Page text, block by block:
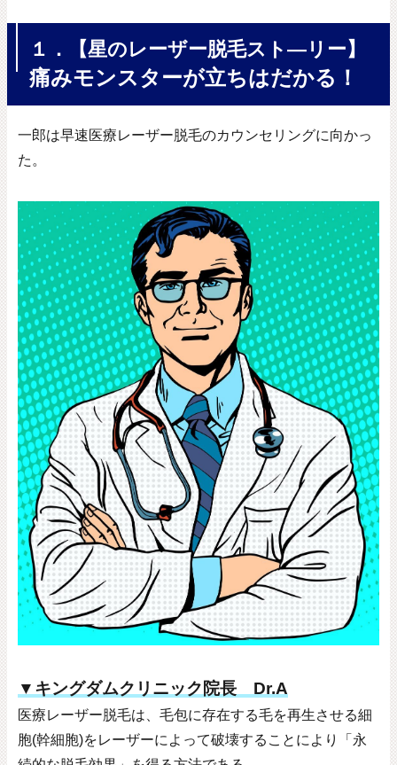
１．【星のレーザー脱毛スト―リー】
痛みモンスターが立ちはだかる！
一郎は早速医療レーザー脱毛のカウンセリングに向かっ
た。
▼キングダムクリニック院長 Dr.A
医療レーザー脱毛は、毛包に存在する毛を再生させる細
胞(幹細胞)をレーザーによって破壊することにより「永